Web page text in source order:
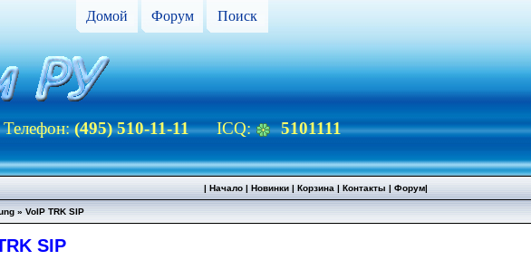
Домой Форум Поиск
Телефон:(495) 510-11-11ICQ: 5101111
| Начало| Новинки| Корзина | Контакты | Форум|
» VoIP TRK SIP
SIP